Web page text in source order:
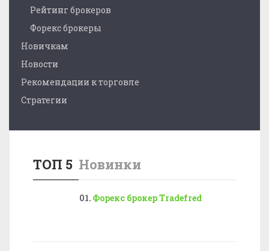
Рейтинг брокеров
Форекс брокеры
Новичкам
Новости
Рекомендации к торговле
Стратегии
ТОП 5 Новинки
Форекс брокер Tradefred